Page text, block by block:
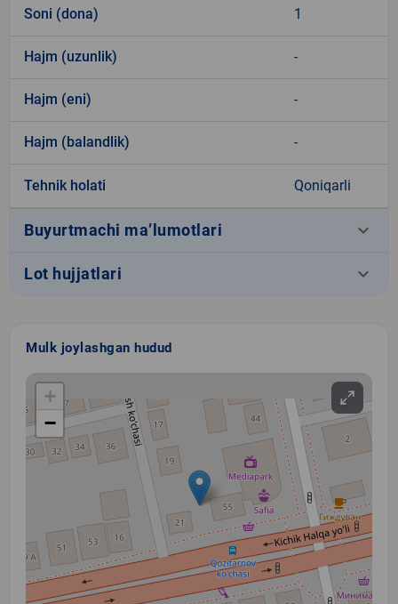
Soni (dona) 1
Hajm (uzunlik) -
Hajm (eni) -
Hajm (balandlik) -
Tehnik holati Qoniqarli
Buyurtmachi ma’lumotlari keyboard_arrow_down
Lot hujjatlari keyboard_arrow_down
Mulk joylashgan hudud
+
−